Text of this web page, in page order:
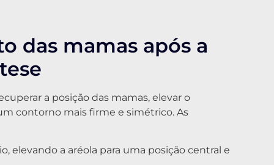
das mamas após a
a posição das mamas, elevar o
contorno mais firme e simétrico. As
elevando a aréola para uma posição central e